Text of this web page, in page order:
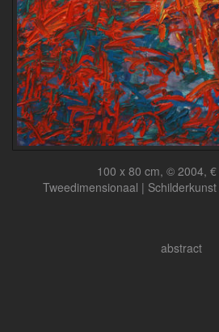
100 x 80 cm, © 2004,
Tweedimensionaal |
abstract